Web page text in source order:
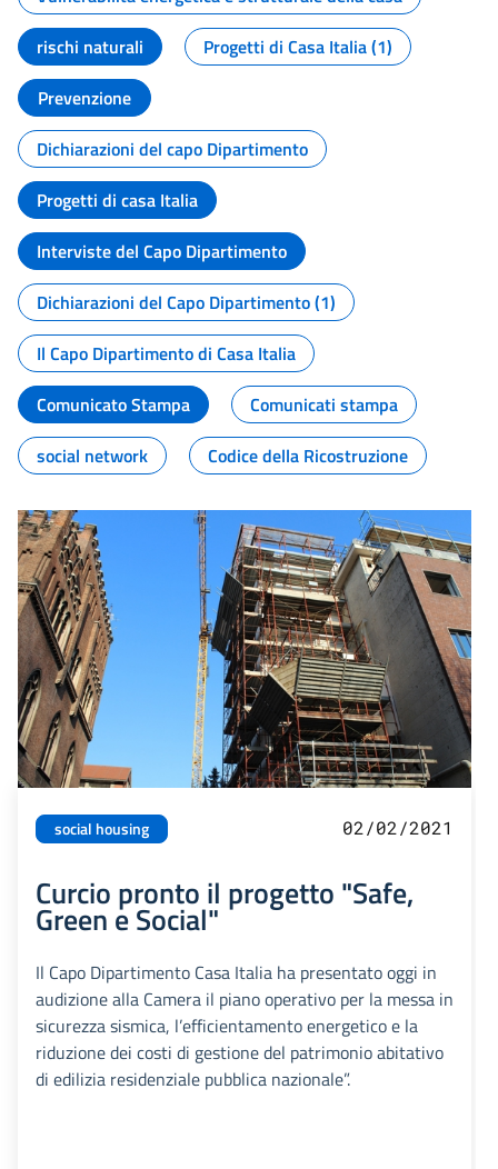
rischi naturali
Progetti di Casa Italia (1)
Prevenzione
Dichiarazioni del capo Dipartimento
Progetti di casa Italia
Interviste del Capo Dipartimento
Dichiarazioni del Capo Dipartimento (1)
Il Capo Dipartimento di Casa Italia
Comunicato Stampa
Comunicati stampa
social network
Codice della Ricostruzione
social housing 02/02/2021
Curcio pronto il progetto "Safe,
Green e Social"
Il Capo Dipartimento Casa Italia ha presentato oggi in
audizione alla Camera il piano operativo per la messa in
sicurezza sismica, l’efficientamento energetico e la
riduzione dei costi di gestione del patrimonio abitativo
di edilizia residenziale pubblica nazionale”.